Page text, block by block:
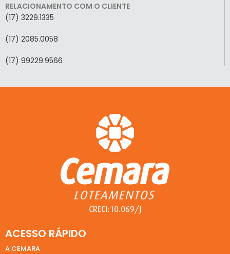
RELACIONAMENTO COM O CLIENTE
(17) 3229.1335
(17) 2085.0058
(17) 99229.9566
ACESSO RÁPIDO
A CEMARA